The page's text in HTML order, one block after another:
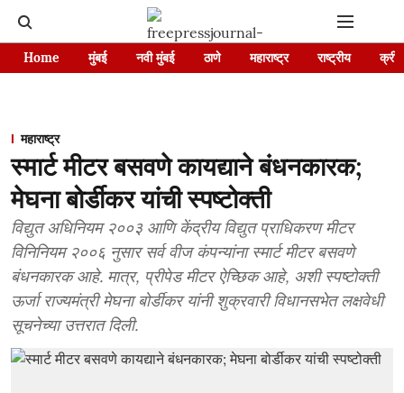
Home मुंबई नवी मुंबई ठाणे महाराष्ट्र राष्ट्रीय
महाराष्ट्र
स्मार्ट मीटर बसवणे कायद्याने बंधनकारक;
मेघना बोर्डीकर यांची स्पष्टोक्ती
विद्युत अधिनियम २००३ आणि केंद्रीय विद्युत प्राधिकरण मीटर
विनिनियम २००६ नुसार सर्व वीज कंपन्यांना स्मार्ट मीटर बसवणे
बंधनकारक आहे. मात्र, प्रीपेड मीटर ऐच्छिक आहे, अशी स्पष्टोक्ती
ऊर्जा राज्यमंत्री मेघना बोर्डीकर यांनी शुक्रवारी विधानसभेत लक्षवेधी
सूचनेच्या उत्तरात दिली.